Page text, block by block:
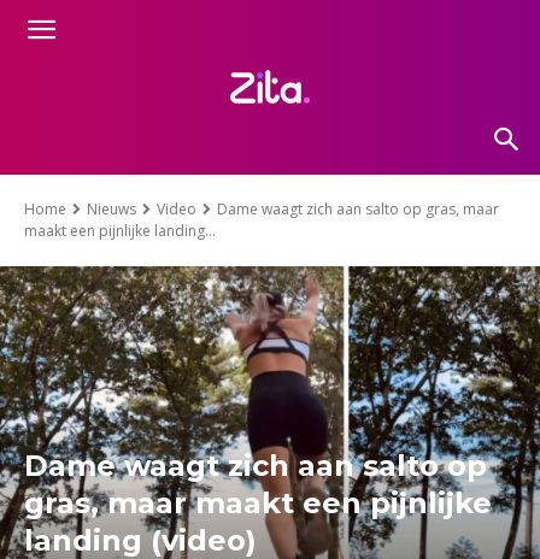
Home Nieuws Video
Dame waagt zich aan salto op gras, maar
maakt een pijnlijke landing...
Dame waagt zich aan salto op
gras, maar maakt een pijnlijke
landing (video)